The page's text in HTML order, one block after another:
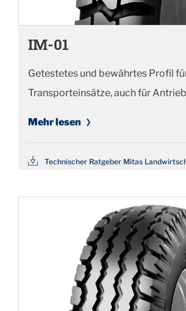
IM-01
Getestetes und bewährtes Profil
Transporteinsätze, auch für
Mehr lesen
Technischer Ratgeber Mitas